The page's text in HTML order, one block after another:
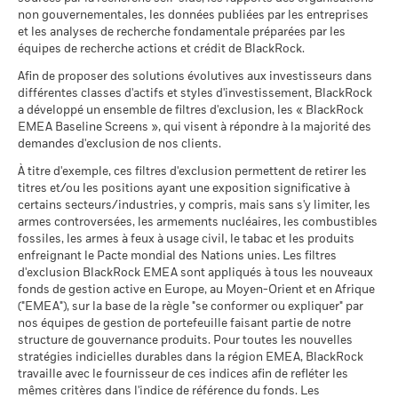
référence
contrainte
1 (%) USD
7,6 6,1
La performance indiquée est calculée après déduction des
frais courants. Les frais d’entrée/de sortie ne sont pas inclus
dans le calcul.
Les chiffres indiqués se rapportent aux performances
passées.Les performances passées ne sont pas un indicateur
fiable des performances futures. Les marchés pourraient
évoluer très différemment. Ceci peut vous aider à évaluer la
façon dont le fonds a été géré dans le passé
La performance est indiquée sur la base de la Valeur nette
d’inventaire (VNI), avec le revenu brut réinvesti le cas échéant.
Le rendement de votre investissement peut augmenter ou
diminuer en raison des fluctuations des devises si votre
investissement est effectué dans une devise autre que celle
utilisée dans le calcul des performances passées. Source :
Blackrock
Défavorable
Ce que vous pourriez obtenir après
Rendement annuel moyen
Intermédiaire
Ce que vous pourriez obtenir après
Rendement annuel moyen
Favorable
Ce que vous pourriez obtenir après
Rendement annuel moyen
Le scénario de tension montre ce que vous pourriez obtenir
dans des situations de marché extrêmes.
Pour consulter les méthodologies MSCI sur lesquelles
reposent les Caractéristiques de durabilité, utilisez les liens
ci-dessous.
Notation des fonds ESG MSCI
au 17/juil./2026
BBB
Pointage de qualité ESG
MSCI (0-10)
au 17/juil./2026
Classification mondiale des
fonds selon Lipper
au 17/juil./2026
Bond Global USD
Moyenne pondérée de
l'intensité carbone MSCI
(tonnes de CO2e/M$ de
ventes)
au 17/juil./2026
% des avoirs à l'égard
desquels des données ESG
80,66
MSCI - Armes à feu civiles
au 30/juin/2026
0,00%
MSCI - Tabac
au 30/juin/2026
MSCI - Contrevenants au
Pacte mondial des Nations
Unies
au 30/juin/2026
0,00%
MSCI - Charbon thermique
au 30/juin/2026
0,00%
MSCI - Sables bitumineux
au 30/juin/2026
0,00%
Données sur la
participation aux secteurs
d'activité
au 30/juin/2026
3,43%
Pourcentage des avoirs du
BlackRock Global Funds - Annual report and
audited financial statements (French)
BlackRock Global Funds - Prospectus (French
- France)
BlackRock Global Funds - Prospectus
(English)
BlackRock Global Funds - Prospectus (French
- Belgium^France)
BlackRock Global Funds - Prospectus -
Addendum (French - France)
Sustainability related disclosure - GGBF-AG
(en)
non gouvernementales, les données publiées par les entreprises
et les analyses de recherche fondamentale préparées par les
équipes de recherche actions et crédit de BlackRock.
Afin de proposer des solutions évolutives aux investisseurs dans
différentes classes d'actifs et styles d'investissement, BlackRock
a développé un ensemble de filtres d'exclusion, les « BlackRock
EMEA Baseline Screens », qui visent à répondre à la majorité des
demandes d'exclusion de nos clients.
À titre d'exemple, ces filtres d'exclusion permettent de retirer les
titres et/ou les positions ayant une exposition significative à
certains secteurs/industries, y compris, mais sans s'y limiter, les
armes controversées, les armements nucléaires, les combustibles
fossiles, les armes à feux à usage civil, le tabac et les produits
enfreignant le Pacte mondial des Nations unies. Les filtres
d'exclusion BlackRock EMEA sont appliqués à tous les nouveaux
fonds de gestion active en Europe, au Moyen-Orient et en Afrique
("EMEA"), sur la base de la règle "se conformer ou expliquer" par
nos équipes de gestion de portefeuille faisant partie de notre
structure de gouvernance produits. Pour toutes les nouvelles
stratégies indicielles durables dans la région EMEA, BlackRock
travaille avec le fournisseur de ces indices afin de refléter les
mêmes critères dans l'indice de référence du fonds. Les